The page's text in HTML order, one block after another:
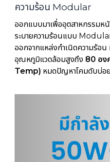
ความร้อน Modular
ออกแบบมาเพื่ออุตสาหกรรมหนั
ระบายความร้อนแบบ
ออกจากแหล่งกำเนิดความร้อน
อุณหภูมิแวดล้อมสูงถึง 80 อง
Temp) หมดปัญหาโคมดับบ่อ